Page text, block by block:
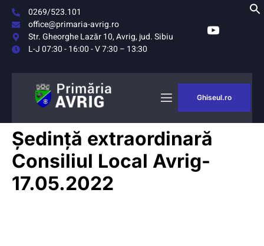
0269/523.101
office@primaria-avrig.ro
Str. Gheorghe Lazăr 10, Avrig, jud. Sibiu
L-J 07:30 - 16:00 - V 7:30 – 13:30
Ghiseul.ro
Ședință extraordinară
Consiliul Local Avrig-
17.05.2022